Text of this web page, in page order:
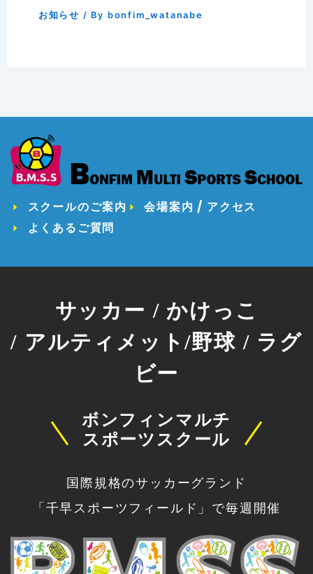
お知らせ / By bonfim_watanabe
スクールのご案内
会場案内 / アクセス
よくあるご質問
サッカー / かけっこ
/ アルティメット/野球 / ラグ
ビー
ボンフィンマルチ
スポーツスクール
国際規格のサッカーグランド
「千早スポーツフィールド」で毎週開催